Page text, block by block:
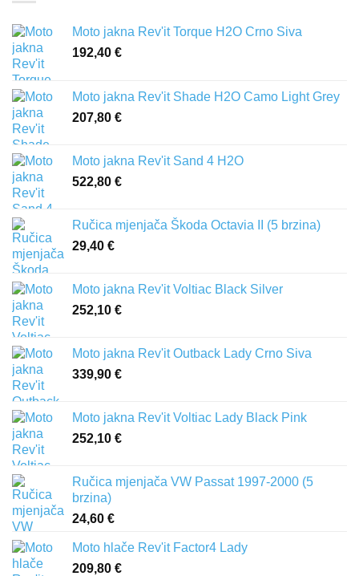
Moto jakna Rev'it Torque H2O Crno Siva
192,40 €
Moto jakna Rev'it Shade H2O Camo Light Grey
207,80 €
Moto jakna Rev'it Sand 4 H2O
522,80 €
Ručica mjenjača Škoda Octavia II (5 brzina)
29,40 €
Moto jakna Rev'it Voltiac Black Silver
252,10 €
Moto jakna Rev'it Outback Lady Crno Siva
339,90 €
Moto jakna Rev'it Voltiac Lady Black Pink
252,10 €
Ručica mjenjača VW Passat 1997-2000 (5
brzina)
24,60 €
Moto hlače Rev'it Factor4 Lady
209,80 €